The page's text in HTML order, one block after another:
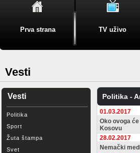
Prva strana TV uživo
Vesti
Vesti
Politika
Sport
Žuta štampa
Svet
Politika -
01.03.2017
Oko ovoga
Kosovu
28.02.2017
Nemački